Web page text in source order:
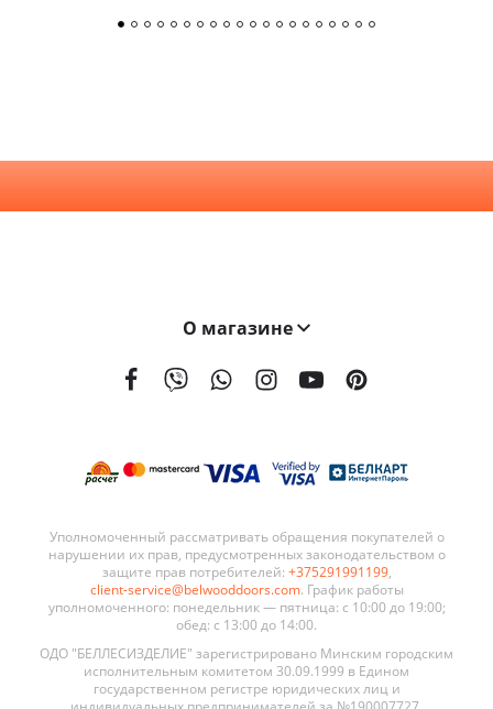
О магазине
Уполномоченный рассматривать обращения покупателей о
нарушении их прав, предусмотренных законодательством о
защите прав потребителей: +375291991199,
client-service@belwooddoors.com. График работы
уполномоченного: понедельник — пятница: с 10:00 до 19:00;
обед: с 13:00 до 14:00.
ОДО "БЕЛЛЕСИЗДЕЛИЕ" зарегистрировано Минским городским
исполнительным комитетом 30.09.1999 в Едином
государственном регистре юридических лиц и